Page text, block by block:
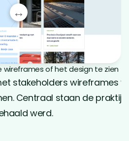
↔
wireframes of het design te zien
stakeholders wireframes
Centraal staan de
werd.